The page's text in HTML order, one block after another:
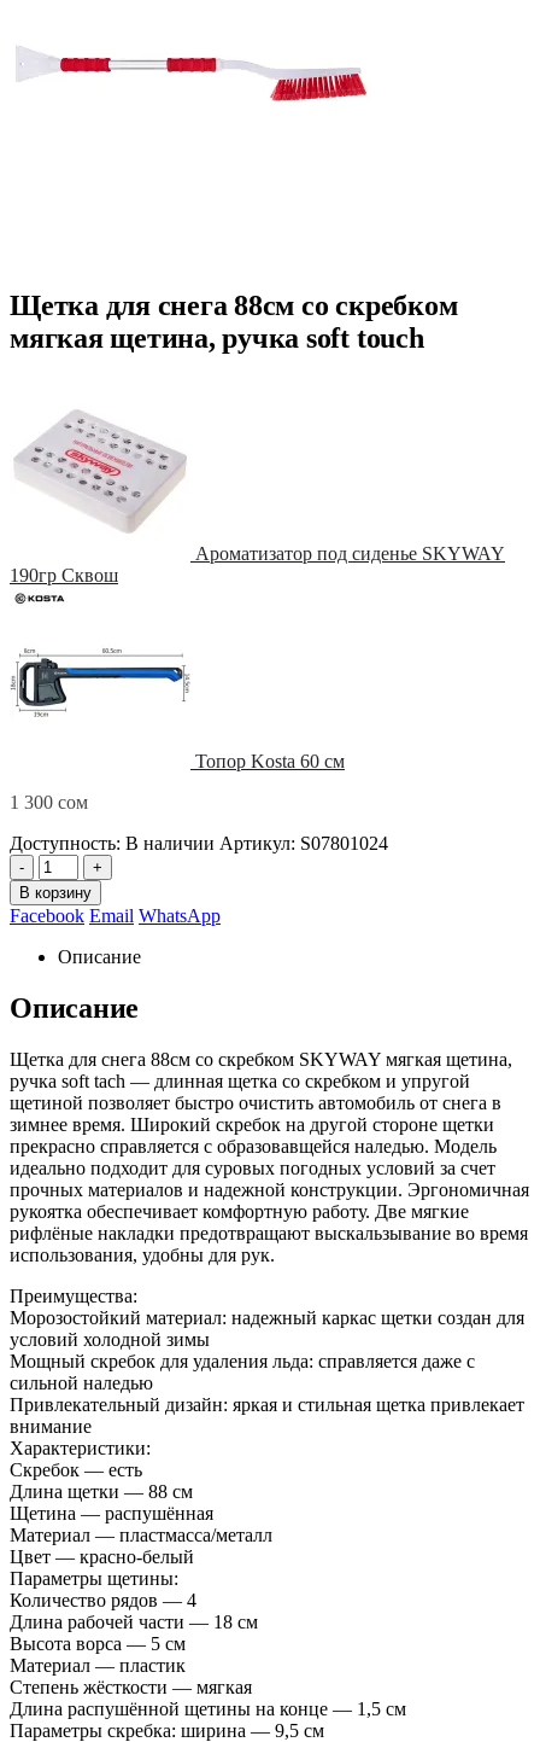
Щетка для снега 88см cо скребком
мягкая щетина, ручка soft touch
Ароматизатор под сиденье SKYWAY
190гр Сквош
Топор Kosta 60 см
1 300 сом
Доступность: В наличии Артикул: S07801024
-
+
В корзину
Facebook Email WhatsApp
Описание
Описание
Щетка для снега 88см cо скребком SKYWAY мягкая щетина,
ручка soft tach — длинная щетка со скребком и упругой
щетиной позволяет быстро очистить автомобиль от снега в
зимнее время. Широкий скребок на другой стороне щетки
прекрасно справляется с образовавщейся наледью. Модель
идеально подходит для суровых погодных условий за счет
прочных материалов и надежной конструкции. Эргономичная
рукоятка обеспечивает комфортную работу. Две мягкие
рифлёные накладки предотвращают выскальзывание во время
использования, удобны для рук.
Преимущества:
Морозостойкий материал: надежный каркас щетки создан для
условий холодной зимы
Мощный скребок для удаления льда: справляется даже с
сильной наледью
Привлекательный дизайн: яркая и стильная щетка привлекает
внимание
Характеристики:
Скребок — есть
Длина щетки — 88 см
Щетина — распушённая
Материал — пластмасса/металл
Цвет — красно-белый
Параметры щетины:
Количество рядов — 4
Длина рабочей части — 18 см
Высота ворса — 5 см
Материал — пластик
Степень жёсткости — мягкая
Длина распушённой щетины на конце — 1,5 см
Параметры скребка: ширина — 9,5 см